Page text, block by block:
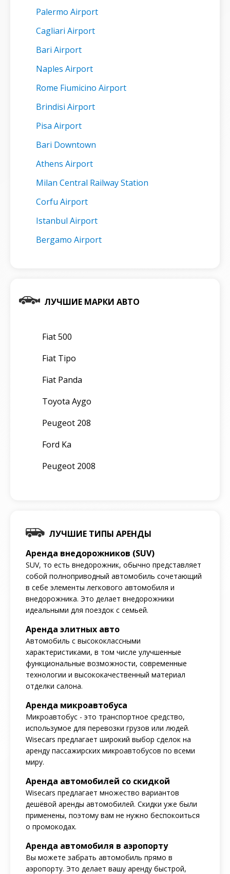
Palermo Airport
Cagliari Airport
Bari Airport
Naples Airport
Rome Fiumicino Airport
Brindisi Airport
Pisa Airport
Bari Downtown
Athens Airport
Milan Central Railway Station
Corfu Airport
Istanbul Airport
Bergamo Airport
ЛУЧШИЕ МАРКИ АВТО
Fiat 500
Fiat Tipo
Fiat Panda
Toyota Aygo
Peugeot 208
Ford Ka
Peugeot 2008
ЛУЧШИЕ ТИПЫ АРЕНДЫ
Аренда внедорожников (SUV)
SUV, то есть внедорожник, обычно представляет
собой полноприводный автомобиль сочетающий
в себе элементы легкового автомобиля и
внедорожника. Это делает внедорожники
идеальными для поездок с семьей.
Аренда элитных авто
Автомобиль с высококлассными
характеристиками, в том числе улучшенные
функциональные возможности, современные
технологии и высококачественный материал
отделки салона.
Аренда микроавтобуса
Микроавтобус - это транспортное средство,
использумое для перевозки грузов или людей.
Wisecars предлагает широкий выбор сделок на
аренду пассажирских микроавтобусов по всеми
миру.
Аренда автомобилей со скидкой
Wisecars предлагает множество вариантов
дешёвой аренды автомобилей. Скидки уже были
применены, поэтому вам не нужно беспокоиться
о промокодах.
Аренда автомобиля в аэропорту
Вы можете забрать автомобиль прямо в
аэропорту. Это делает вашу аренду быстрой,